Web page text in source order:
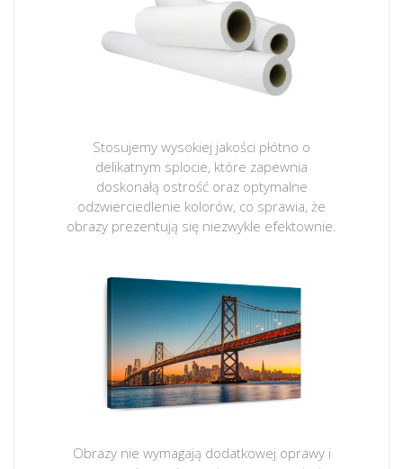
Stosujemy wysokiej jakości płótno o
delikatnym splocie, które zapewnia
doskonałą ostrość oraz optymalne
odzwierciedlenie kolorów, co sprawia, że
obrazy prezentują się niezwykle efektownie.
Obrazy nie wymagają dodatkowej oprawy i